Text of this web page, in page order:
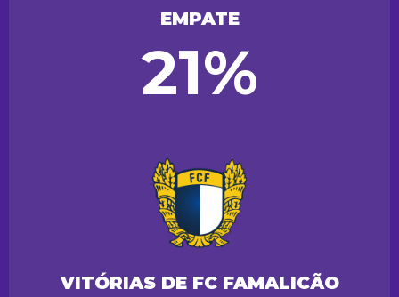
EMPATE
21%
VITÓRIAS DE FC FAMALICÃO